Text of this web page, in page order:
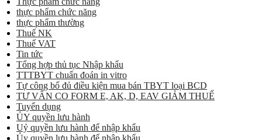
thực phẩm chức năng
thực phẩm thường
Thuế NK
Thuế VAT
Tin tức
Tổng hợp thủ tục Nhập khẩu
TTTBYT chuẩn đoán in vitro
Tự công bố đủ điều kiện mua bán TBYT loại BCD
TƯ VẤN CO FORM E, AK, D, EAV GIẢM THUẾ
Tuyển dụng
ỦY quyền lưu hành
Uỷ quyền lưu hành để nhập khẩu
Ủy quyền lưu hành để nhập khẩu